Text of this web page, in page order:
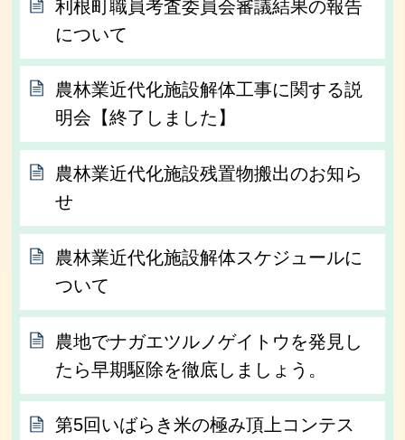
利根町職員考査委員会審議結果の報告
について
農林業近代化施設解体工事に関する説
明会【終了しました】
農林業近代化施設残置物搬出のお知ら
せ
農林業近代化施設解体スケジュールに
ついて
農地でナガエツルノゲイトウを発見し
たら早期駆除を徹底しましょう。
第5回いばらき米の極み頂上コンテス